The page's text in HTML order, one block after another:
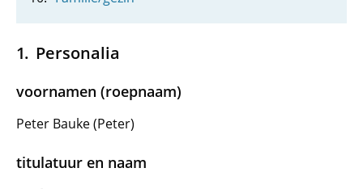
Personalia
voornamen (roepnaam)
Peter Bauke (Peter)
titulatuur en naam